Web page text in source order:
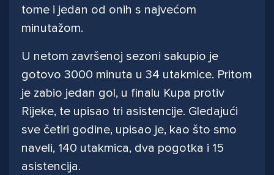
tome i jedan od onih s najvećom
minutažom.
U netom završenoj sezoni sakupio je
gotovo 3000 minuta u 34 utakmice. Pritom
je zabio jedan gol, u finalu Kupa protiv
Rijeke, te upisao tri asistencije. Gledajući
sve četiri godine, upisao je, kao što smo
naveli, 140 utakmica, dva pogotka i 15
asistencija.